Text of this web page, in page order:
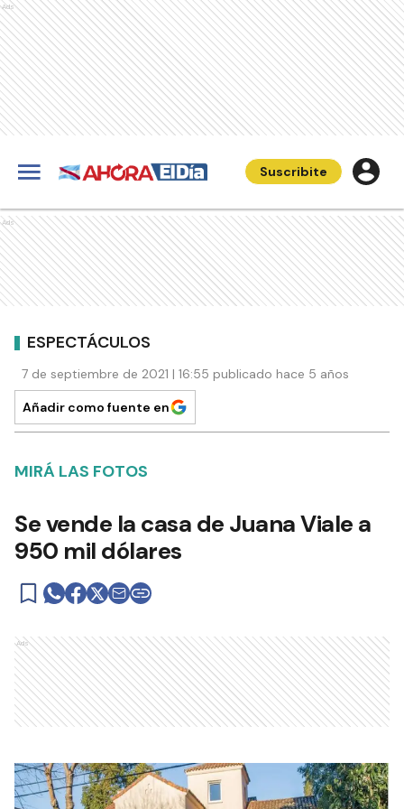
Ads
Suscribite
Ads
ESPECTÁCULOS
7 de septiembre de 2021 | 16:55 publicado hace 5 años
Añadir como fuente en
MIRÁ LAS FOTOS
Se vende la casa de Juana Viale a
950 mil dólares
Ads